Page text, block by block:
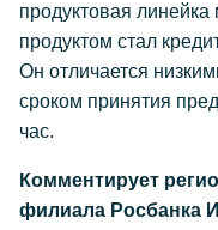
продуктовая
продуктом стал
Он отличается
сроком принятия
час.
Комментирует
филиала Росбанка